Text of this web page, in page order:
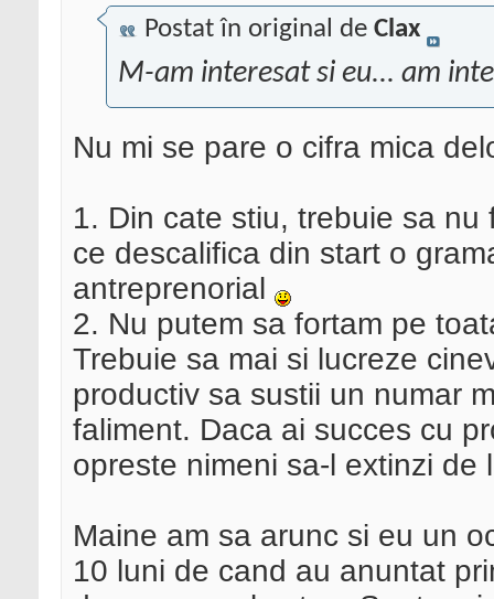
Postat în original de Clax
M-am interesat si eu... am
Nu mi se pare o cifra mica
1. Din cate stiu, trebuie sa
ce descalifica din start o
antreprenorial
2. Nu putem sa fortam pe
Trebuie sa mai si lucreze
productiv sa sustii un numar
faliment. Daca ai succes cu
opreste nimeni sa-l extinzi de
Maine am sa arunc si eu un
10 luni de cand au anuntat